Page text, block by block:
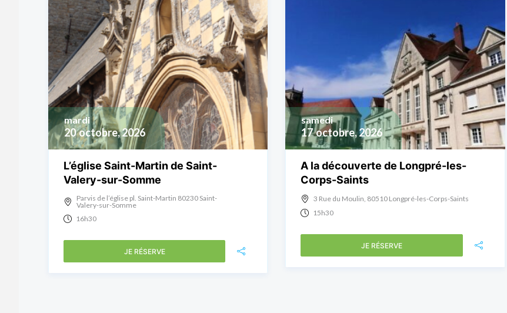
20 octobre, 2026
mardi
L’église Saint-Martin de Saint-
Valery-sur-Somme
Parvis de l’église pl. Saint-Martin 80230 Saint-
Valery-sur-Somme
16h30
JE RÉSERVE
17 octobre, 2026
samedi
A la découverte de Longpré-les-
Corps-Saints
3 Rue du Moulin, 80510 Longpré-les-Corps-Saints
15h30
JE RÉSERVE